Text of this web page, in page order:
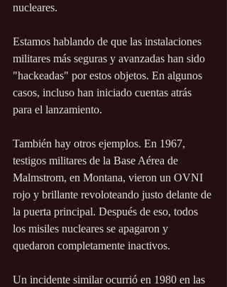
nucleares.
Estamos hablando de que las instalaciones
militares más seguras y avanzadas han sido
"hackeadas" por estos objetos. En algunos
casos, incluso han iniciado cuentas atrás
para el lanzamiento.
También hay otros ejemplos. En 1967,
testigos militares de la Base Aérea de
Malmstrom, en Montana, vieron un OVNI
rojo y brillante revoloteando justo delante de
la puerta principal. Después de eso, todos
los misiles nucleares se apagaron y
quedaron completamente inactivos.
Un incidente similar ocurrió en 1980 en las